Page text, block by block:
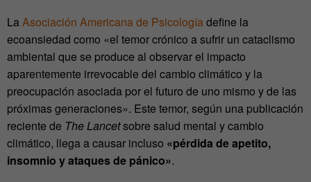
LaAsociación Americana de Psicologíadefine la
ecoansiedad como «el temor crónico a sufrir un cataclismo
ambiental que se produce al observar el impacto
aparentemente irrevocable del cambio climático y la
preocupación asociada por el futuro de uno mismo y de las
próximas generaciones». Este temor, según una publicación
reciente de The Lancetsobre salud mental y cambio
climático, llega a causar incluso «pérdida de apetito,
insomnio y ataques de pánico».